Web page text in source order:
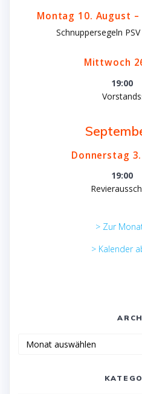
Montag 10. August –
Schnuppersegeln
Mittwoch
19:00
Donnerstag 3.
19:00
> Zur
> Kalender